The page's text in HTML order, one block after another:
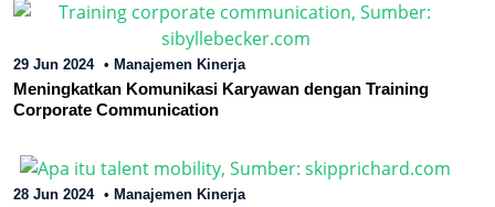
29 Jun 2024 • Manajemen Kinerja
Meningkatkan Komunikasi Karyawan dengan Training
Corporate Communication
28 Jun 2024 • Manajemen Kinerja